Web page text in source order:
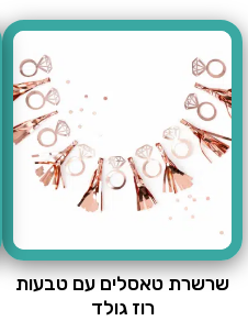
שרשרת טאסלים עם טבעות
רוז גולד